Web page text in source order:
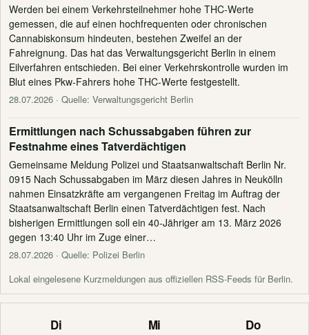
Werden bei einem Verkehrsteilnehmer hohe THC-Werte
gemessen, die auf einen hochfrequenten oder chronischen
Cannabiskonsum hindeuten, bestehen Zweifel an der
Fahreignung. Das hat das Verwaltungsgericht Berlin in einem
Eilverfahren entschieden. Bei einer Verkehrskontrolle wurden im
Blut eines Pkw-Fahrers hohe THC-Werte festgestellt.
28.07.2026 · Quelle: Verwaltungsgericht Berlin
Ermittlungen nach Schussabgaben führen zur
Festnahme eines Tatverdächtigen
Gemeinsame Meldung Polizei und Staatsanwaltschaft Berlin Nr.
0915 Nach Schussabgaben im März diesen Jahres in Neukölln
nahmen Einsatzkräfte am vergangenen Freitag im Auftrag der
Staatsanwaltschaft Berlin einen Tatverdächtigen fest. Nach
bisherigen Ermittlungen soll ein 40-Jähriger am 13. März 2026
gegen 13:40 Uhr im Zuge einer…
28.07.2026 · Quelle: Polizei Berlin
Lokal eingelesene Kurzmeldungen aus offiziellen RSS-Feeds für Berlin.
Di Mi Do